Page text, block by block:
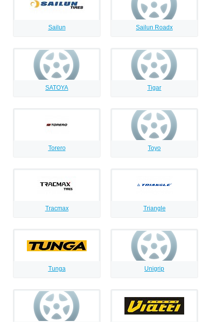
Sailun Sailun Roadx
SATOYA Tigar
Torero Toyo
Tracmax Triangle
Tunga Unigrip